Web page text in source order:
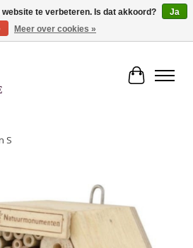
en meer!
S
slideshow Items
te verbeteren. Is dat akkoord?
Ja
Meer over cookies »